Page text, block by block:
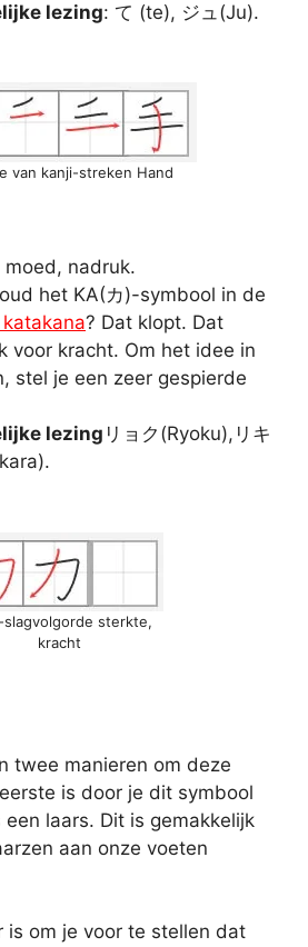
lezing: て (te), ジュ(Ju).
van kanji-streken Hand
moed, nadruk.
het KA(カ)-symbool in de
? Dat klopt. Dat
voor kracht. Om het idee in
stel je een zeer gespierde
lezing リョク(Ryoku),リキ
slagvolgorde sterkte,
kracht
twee manieren om deze
is door je dit symbool
laars. Dit is gemakkelijk
aan onze voeten
is om je voor te stellen dat